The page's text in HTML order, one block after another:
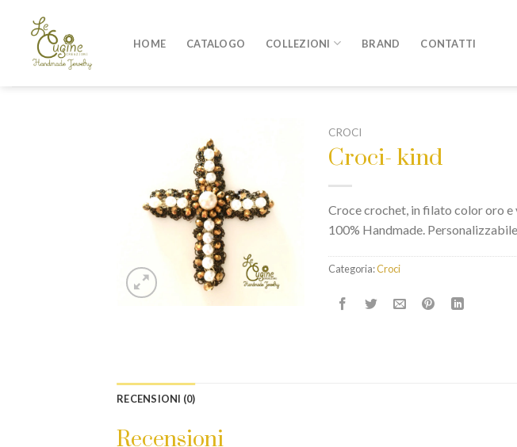
content
HOME CATALOGO COLLEZIONI BRAND CONTATTI
CROCI
Croci- kind
Croce crochet, in filato color oro e
100% Handmade. Personalizzabile.
Categoria:Croci
RECENSIONI (0)
Recensioni